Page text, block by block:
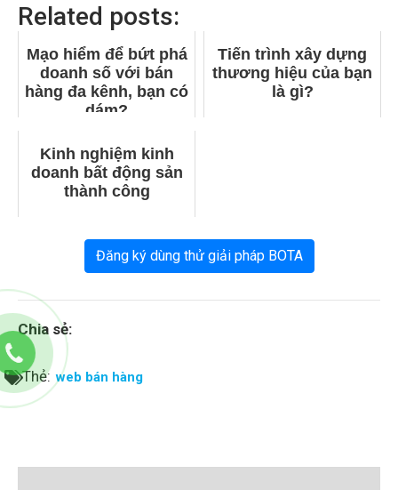
Related posts:
Mạo hiểm để bứt phá
doanh số với bán
hàng đa kênh, bạn có
dám?
Tiến trình xây dựng
thương hiệu của bạn
là gì?
Kinh nghiệm kinh
doanh bất động sản
thành công
Đăng ký dùng thử giải pháp BOTA
Chia sẻ:
Thẻ: web bán hàng